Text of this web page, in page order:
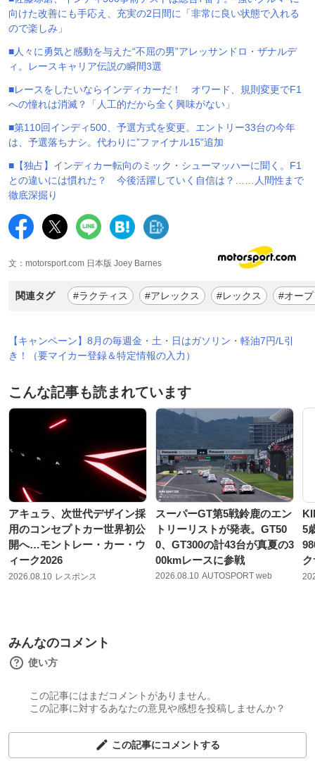
向けた改善にも手応え、充実の2日間に「非常に良い状態で入れる
ので楽しみ」
■人々に勇気と感動を与えた“不屈の男”アレッサンドロ・ザナルデ
ィ。レースキャリア伝説の瞬間3選
■レースをしたいならインディカーだ！ オワード、規則変更でF1
への憧れは消滅？「人工的だから全く興味がない」
■第110回インディ500、予選方式を変更。エントリー33台の今年
は、予選落ちナシ。代わりに”ファイナル15”追加
■【独占】インディカー転向のミック・シューマッハーに聞く。F1
との違いには慣れた？ 今後活躍していく自信は？……人間性まで
徹底深掘り
文：motorsport.com 日本版 Joey Barnes
関連タグ #ラクティス #アレックス #レックス #オー
【キャンペーン】8月の毎週金・土・日はガソリン・軽油7円/L引
き！（要マイカー登録＆特定情報の入力）
こんな記事も読まれています
アキュラ、次世代デザイン採
用のコンセプトカー世界初公
開へ…モントレー・カー・ウ
ィーク2026
2026.08.10 レスポンス
スーパーGT第5戦鈴鹿のエン
トリーリストが発表。GT50
0、GT300の計43台が真夏の3
00kmレースに参戦
2026.08.10 AUTOSPORT web
5
みんなのコメント
使い方
この記事にはまだコメントがありません。
この記事に対するあなたの意見や感想を投稿しませんか？
この記事にコメントする